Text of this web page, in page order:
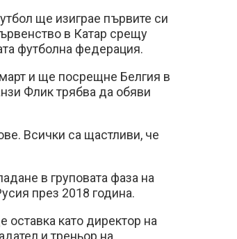
ще изиграе първите си
в Катар срещу
футболна федерация.
и ще посрещне Белгия в
Флик трябва да обяви
Всички са щастливи, че
в груповата фаза на
през 2018 година.
като директор на
и треньор на